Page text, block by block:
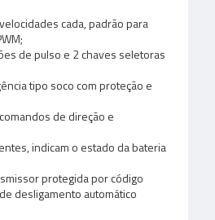
cada, padrão para
de pulso e 2 chaves seletoras
tipo soco com proteção e
de direção e
indicam o estado da bateria
protegida por código
desligamento automático